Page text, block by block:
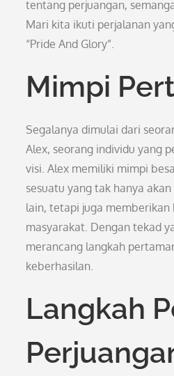
tentang perjuangan,
Mari kita ikuti perjalanan
“Pride And Glory”.
Mimpi
Segalanya dimulai dari
Alex, seorang individu yang
visi. Alex memiliki mimpi
sesuatu yang tak hanya
lain, tetapi juga
masyarakat. Dengan tekad
merancang langkah
keberhasilan.
Langkah